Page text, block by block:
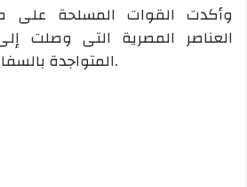
وأكدت القوات المسلحة
العناصر المصرية التى وصلت
المتواجدة بالسفارة المصرية بالخرطوم.